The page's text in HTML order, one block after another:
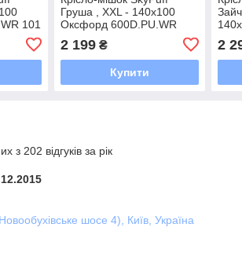
101
Груша , XXL - 140х100
Оксфорд 600D.PU.WR
2 199₴
Купити
2
з 202 відгуків за рік
шосе 4), Київ, Україна